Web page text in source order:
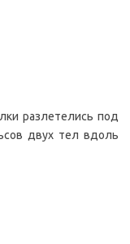
разлетелись под
двух тел вдоль